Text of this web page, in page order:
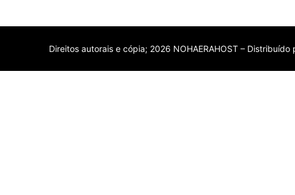
Direitos autorais e cópia; 2026 NOHAERAHOST – Distribuído